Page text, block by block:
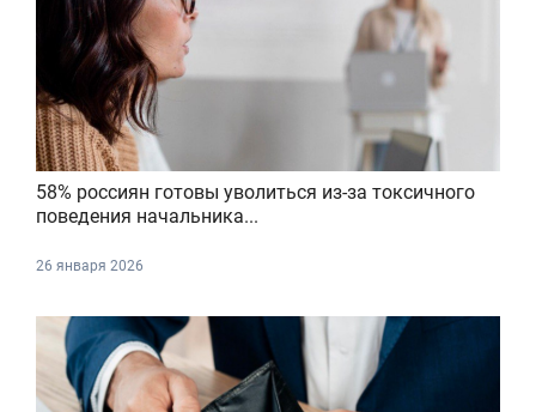
58% россиян готовы уволиться из-за токсичного
поведения начальника...
26 января 2026